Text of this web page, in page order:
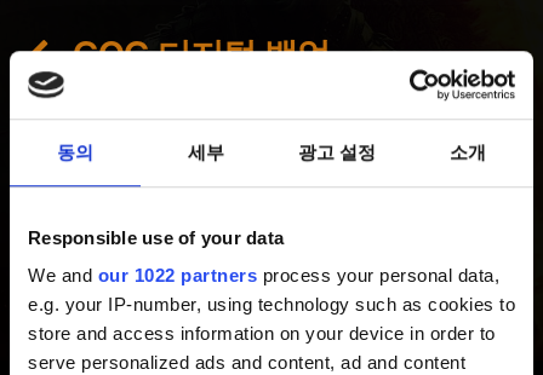
동의 세부 광고 설정 소개
Responsible use of your data
We and our 1022 partners process your personal data,
e.g. your IP-number, using technology such as cookies to
store and access information on your device in order to
serve personalized ads and content, ad and content
GOG 디지털 백업
최신 7 년 전 갱신 7 개월 전
GOG 디지털 백업은여기에서 받으실 수 있습니다.
주의하세요:GOG 버전은 게임 키가 포함돼 있지
않습니다. 게임 키는 GOG 외의 플랫폼에서 게임을 구매한
플레이어가 원본에 문제가 생겼을 때 GOG에서 백업
디지털 사본을 받을 수 있도록 하기 위한 용도입니다.